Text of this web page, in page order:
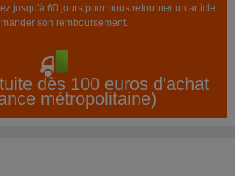
jusqu'à 60 jours pour nous retourner un article
son remboursement.
dès 100 euros d'achat
métropolitaine)